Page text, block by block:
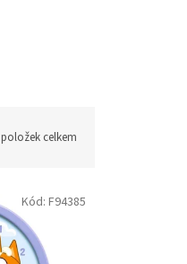
položek celkem
Kód: F94385